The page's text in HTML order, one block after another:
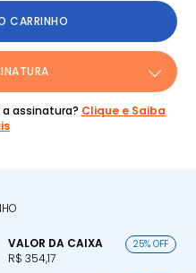
CARRINHO
assinatura? Clique e Saiba
VALOR DA CAIXA
R$ 354,17
25% OFF